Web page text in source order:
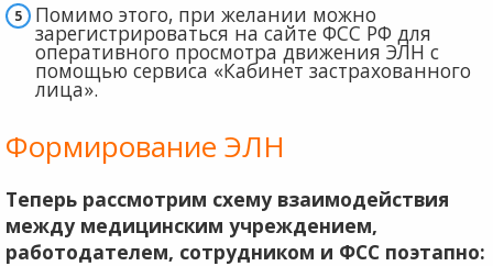
Помимо этого, при желании можно
зарегистрироваться на сайте ФСС РФ для
оперативного просмотра движения ЭЛН с
помощью сервиса «Кабинет застрахованного
лица».
Формирование ЭЛН
Теперь рассмотрим схему взаимодействия
между медицинским учреждением,
работодателем, сотрудником и ФСС поэтапно: